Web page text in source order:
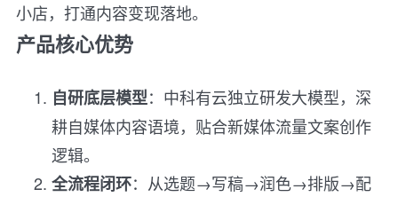
小店，打通内容变现落地。
产品核心优势
自研底层模型：中科有云独立研发大模型，深
耕自媒体内容语境，贴合新媒体流量文案创作
逻辑。
全流程闭环：从选题→写稿→润色→排版→配